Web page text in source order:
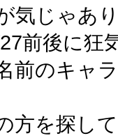
気じゃあ
前後に狂
前のキャ
方を探し